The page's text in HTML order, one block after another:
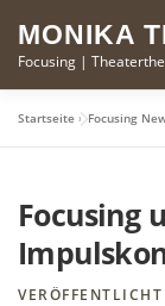
springen
Inhalt
springen
MONIKA
Focusing |
FOCUSING
KURSE
Startseite »Focusing
Focusing